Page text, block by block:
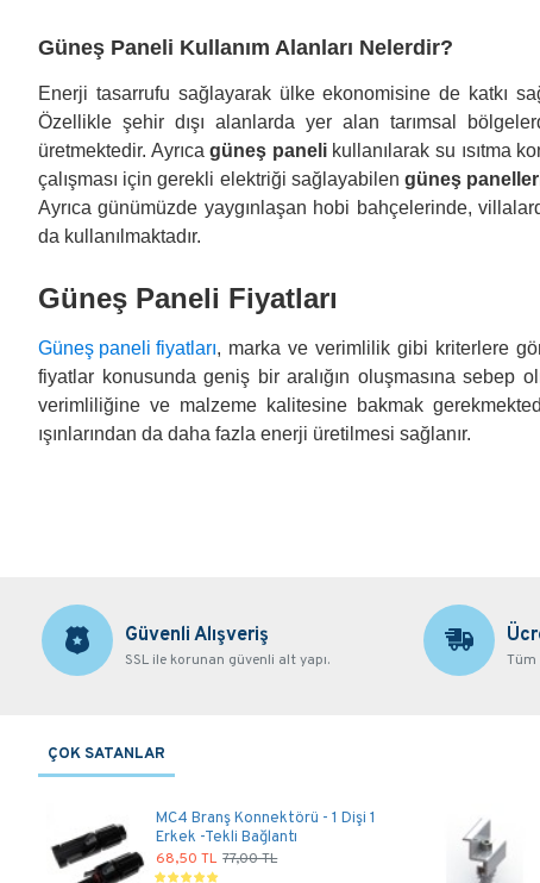
Güneş Paneli Kullanım Alanları Nelerdir?
Enerji tasarrufu sağlayarak ülke ekonomisine de katkı
Özellikle şehir dışı alanlarda yer alan tarımsal
üretmektedir. Ayrıcagüneş panelikullanılarak su ısıtma
çalışması için gerekli elektriği sağlayabilen güneş
Ayrıca günümüzde yaygınlaşan hobi bahçelerinde,
da kullanılmaktadır.
Güneş Paneli Fiyatları
Güneş paneli fiyatları, marka ve verimlilik gibi kriterlere
fiyatlar konusunda geniş bir aralığın oluşmasına
verimliliğine ve malzeme kalitesine bakmak
ışınlarından da daha fazla enerji üretilmesi sağlanır.
Güvenli Alışveriş
SSL ile korunan güvenli alt yapı. Tüm
ÇOK SATANLAR
MC4 Branş Konnektörü - 1 Dişi 1
Erkek -Tekli Bağlantı
68,50 TL 77,00 TL